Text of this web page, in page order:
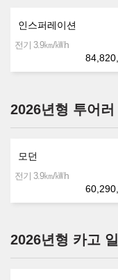
인스퍼레이션
전기 3.9㎞/㎾h
2026년형 투어
모던
전기 3.9㎞/㎾h
2026년형 카고